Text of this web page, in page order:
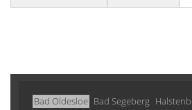
Bad Oldesloe Bad Segeberg